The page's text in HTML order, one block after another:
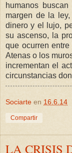
humanos
margen de la
dinero y el lujo,
su ascenso, la
que ocurren
Atenas o los
incrementan el
circunstancias
Sociarte en 16.6.14
Compartir
LA CRISIS